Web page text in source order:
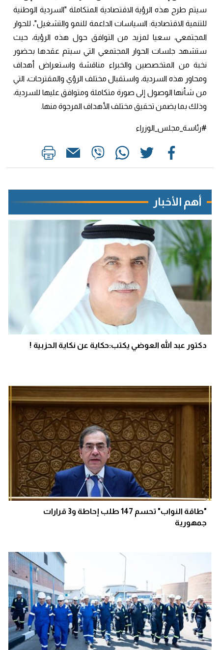
سيتم طرح هذه الرؤية الاقتصادية المتكاملة "السردية الوطنية
للتنمية الاقتصادية: السياسات الداعمة للنمو والتشغيل"، للحوار
المجتمعي، سعيا لمزيد من التوافق حول هذه الرؤية، حيث
ستشهد جلسات الحوار المجتمعي التي سيتم عقدها بحضور
نخبة من المتخصصين والخبراء مناقشة واستعراض أهداف
ومحاور هذه السردية، واستقبال مختلف الرؤي والمقترحات، التي
من شأنها الوصول إلى صورة متكاملة ومتوافق عليها للسردية،
وذلك بما يضمن تحقيق مختلف الأهداف المرجوة منها.
#رئاسة_مجلس_الوزراء
أهم الأخبار
دكتور عبد الله العوضي يكتب:حكاية عن نكاية الحزبية !
"طاقة النواب" تحسم 147 طلب إحاطة و3 قرارات
جمهورية